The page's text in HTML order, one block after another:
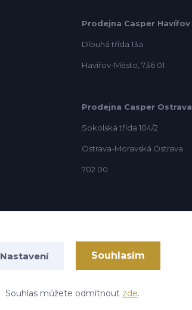
Prodejna Casper Havířov
Dlouhá třída 13a
Havířov-Město, 736 01
Prodejna Casper Ostrava
Sokolská třída 104/2
Ostrava-Moravská Ostrava
702 00
Nastavení Souhlasím
Souhlas můžete odmítnout zde.